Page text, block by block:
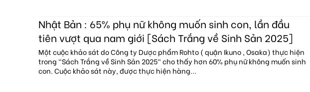
Nhật Bản : 65% phụ nữ không muốn sinh con, lần đầu
tiên vượt qua nam giới [Sách Trắng về Sinh Sản 2025]
Một cuộc khảo sát do Công ty Dược phẩm Rohto ( quận Ikuno , Osaka) thực hiện
trong "Sách Trắng về Sinh Sản 2025" cho thấy hơn 60% phụ nữ không muốn sinh
con. Cuộc khảo sát này, được thực hiện hàng...